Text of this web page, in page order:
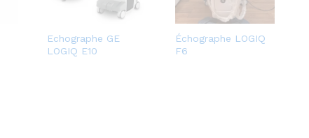
Echographe GE
LOGIQ E10
Échographe LOGIQ
F6